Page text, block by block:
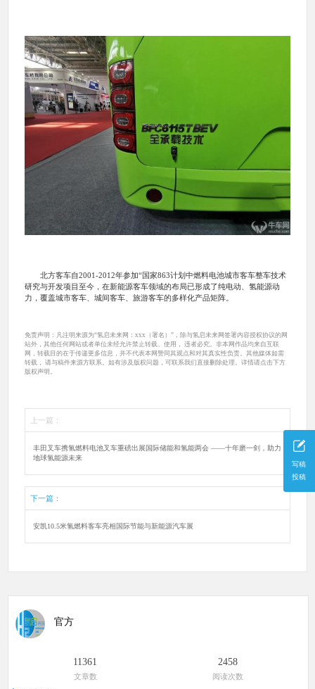
写稿
投稿
北方客车自2001-2012年参加“国家863计划中燃料电池城市客车整车技术
研究与开发项目至今，在新能源客车领域的布局已形成了纯电动、氢能源动
力，覆盖城市客车、城间客车、旅游客车的多样化产品矩阵。
免责声明：凡注明来源为“氢启未来网：xxx（署名）”，除与氢启未来网签署内容授权协议的网
站外，其他任何网站或者单位未经允许禁止转载、使用， 违者必究。非本网作品均来自互联
网，转载目的在于传递更多信息，并不代表本网赞同其观点和对其真实性负责。其他媒体如需
转载， 请与稿件来源方联系。如有涉及版权问题，可联系我们直接删除处理。详情请点击下方
版权声明。
上一篇：
丰田叉车携氢燃料电池叉车重磅出展国际储能和氢能两会 ——十年磨一剑，助力
地球氢能源未来
下一篇：
安凯10.5米氢燃料客车亮相国际节能与新能源汽车展
官方
11361
文章数
2458
阅读次数